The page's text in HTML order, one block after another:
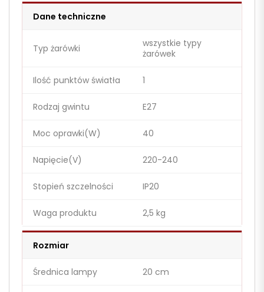
Dane techniczne
Typ żarówki
wszystkie typy
żarówek
Ilość punktów światła 1
Rodzaj gwintu E27
Moc oprawki(W) 40
Napięcie(V) 220-240
Stopień szczelności IP20
Waga produktu 2,5 kg
Rozmiar
Średnica lampy 20 cm